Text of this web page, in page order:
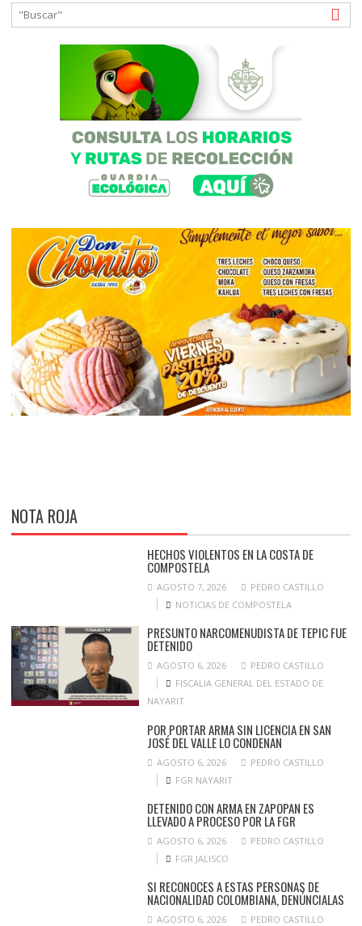
NOTA ROJA
HECHOS VIOLENTOS EN LA COSTA DE
COMPOSTELA
AGOSTO 7, 2026
PEDRO CASTILLO
NOTICIAS DE COMPOSTELA
PRESUNTO NARCOMENUDISTA DE TEPIC FUE
DETENIDO
AGOSTO 6, 2026
PEDRO CASTILLO
FISCALIA GENERAL DEL ESTADO DE
NAYARIT
POR PORTAR ARMA SIN LICENCIA EN SAN
JOSÉ DEL VALLE LO CONDENAN
AGOSTO 6, 2026
PEDRO CASTILLO
FGR NAYARIT
DETENIDO CON ARMA EN ZAPOPAN ES
LLEVADO A PROCESO POR LA FGR
AGOSTO 6, 2026
PEDRO CASTILLO
FGR JALISCO
SI RECONOCES A ESTAS PERSONAS DE
NACIONALIDAD COLOMBIANA, DENÚNCIALAS
AGOSTO 6, 2026 PEDRO CASTILLO